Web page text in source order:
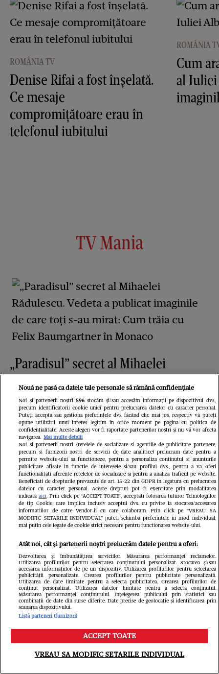
ROMÂNIA TV
Denise Rifai a fost înşelată.
Ce mesaje
compromiţătoare erau în
telefonul iubitului
ROMÂNIA
Cum
al Iuliei
TV Mania
„Paradisul” secret al Mihaelei
Rădulescu. Vedeta a publicat
imaginile de care toți s-au mirat:
Cum trăia cu Felix Baumgartner în
Monaco
„Rămâi sexy!” Cum s-a
afișat Loredana Groza la o
piscină de lux din Monaco,
după spectacolele verii
Fără
Arina
de la
Meniu Caută
Nouă ne pasă ca datele tale personale să rămână confidențiale
Noi și partenerii noștri 596stocăm și/sau accesăm informații pe dispozitivul dvs.,
precum identificatorii cookie unici pentru prelucrarea datelor cu caracter personal.
Puteți accepta sau gestiona preferințele dvs. făcând clic mai jos, respectiv vă puteți
opune utilizării unui interes legitim în orice moment pe pagina cu politica de
confidențialitate. Aceste alegeri vor fi raportate partenerilor noștri și nu vă vor afecta
navigarea. Mai multe detalii
Noi si partenerii nostri (retelele de socializare si agentiile de publicitate partenere,
precum si furnizorii nostri de servicii de date analitice) prelucram date pentru a
permite website-ului sa functioneze, pentru a personaliza continutul si anunturile
publicitare afisate in functie de interesele si/sau profilul dvs., pentru a va oferi
functionalitati aferente retelelor de socializare si pentru a analiza traficul pe website.
Beneficiati de drepturile prevazute de art. 15-22 din GDPR in legatura cu prelucrarea
datelor cu caracter personal. Aceste drepturi pot fi exercitate prin modalitatea
indicataaici. Prin click pe “ACCEPT TOATE”, acceptati folosirea tuturor Tehnologiilor
de tip Cookie, care implica inclusiv acceptul dvs. cu privire la stocarea/accesarea
informatiilor de catre Vendor-ii cu care colaboram. Prin click pe “VREAU SA
MODIFIC SETARILE INDIVIDUAL” puteti schimba preferintele in mod individual,
mai putin cele legate de cookie strict necesare pentru functionarea website-ului.
Atât noi, cât și partenerii noștri prelucrăm datele pentru a oferi:
Dezvoltarea și îmbunătățirea serviciilor. Măsurarea performanței reclamelor.
Utilizarea profilurilor pentru selectarea conținutului personalizat. Stocarea și/sau
accesarea informațiilor de pe un dispozitiv. Utilizarea profilurilor pentru selectarea
publicității personalizate. Crearea profilurilor pentru publicitate personalizată.
Utilizarea de date limitate pentru a selecta publicitatea. Crearea profilurilor de
conținut personalizat. Utilizarea datelor limitate pentru a selecta conținutul.
Măsurarea performanței conținutului. Înțelegerea publicului prin statistici sau
combinații de date din surse diferite. Date precise de geolocație și identificarea prin
scanarea dispozitivului.
Listă parteneri (furnizori)
ACCEPT TOATE
VREAU SA MODIFIC SETARILE INDIVIDUAL